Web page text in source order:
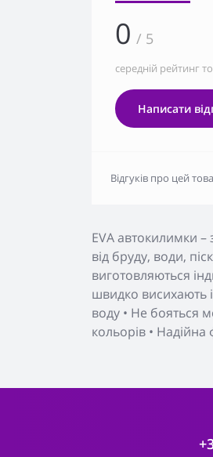
EVA автокилимки –
від бруду, води,
виготовляються
швидко висихають
воду • Не бояться
кольорів •
0 / 5
середній рейтинг
Написати
Відгуків про цей